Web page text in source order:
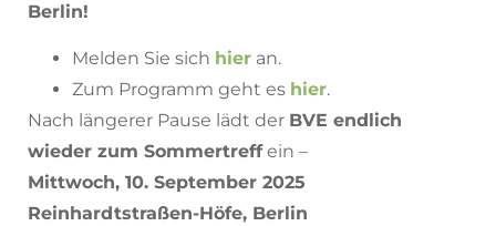
Berlin!
Melden Sie sich hier an.
Zum Programm geht es hier.
Nach längerer Pause lädt der BVE endlich
wieder zum Sommertreffein –
Mittwoch, 10. September 2025
Reinhardtstraßen-Höfe, Berlin